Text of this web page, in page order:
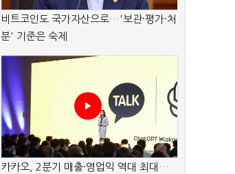
비트코인도 국가자산으로…'보관·평가·처
분' 기준은 숙제
카카오, 2분기 매출·영업익 역대 최대…